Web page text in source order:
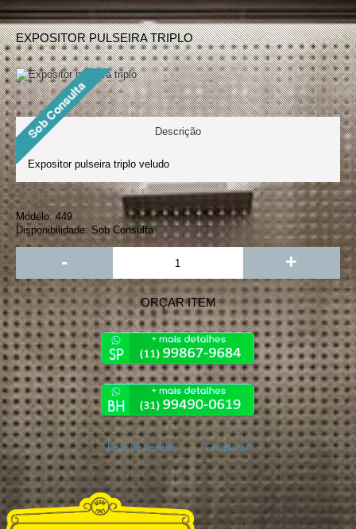
EXPOSITOR PULSEIRA TRIPLO
Descrição
Expositor pulseira triplo veludo
Modelo:449
Disponibilidade:Sob Consulta
- +
ORÇAR ITEM
Lista de desejos Comparar